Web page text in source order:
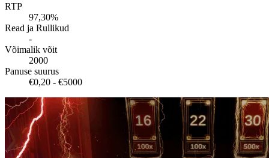
RTP
97,30%
Read ja Rullikud
-
Võimalik võit
2000
Panuse suurus
€0,20 - €5000